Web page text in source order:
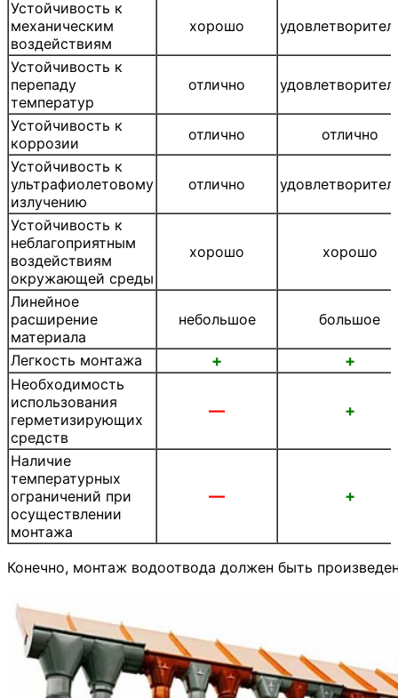
Устойчивость к
механическим
воздействиям
хорошо
Устойчивость к
перепаду
температур
отлично
Устойчивость к
коррозии
отлично
отлично
Устойчивость к
ультрафиолетовому
излучению
отлично
Устойчивость к
неблагоприятным
воздействиям
окружающей среды
хорошо хорошо
Линейное
расширение
материала
небольшое большое
Легкость монтажа + +
Необходимость
использования
герметизирующих
средств
— +
Наличие
температурных
ограничений при
осуществлении
монтажа
— +
Конечно, монтаж водоотвода должен быть